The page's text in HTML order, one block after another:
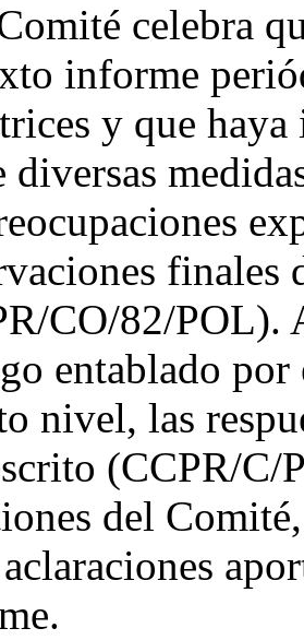
celebra
informe
y que
diversas
finales
CO/82/POL).
entablado
nivel, las
(CCPR/C/
del